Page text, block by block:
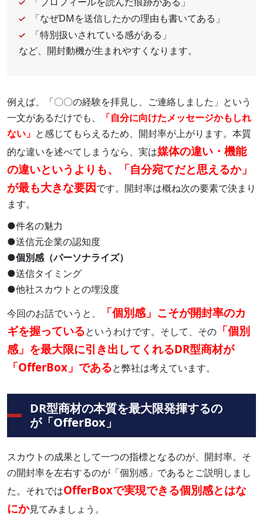
「なぜDMを送信したかの理由も書いてある」
「特別扱いされている感がある」
など、開封動機が生まれやすくなります。
例えば、「〇〇の経験を拝見し、ご連絡しました」という
一文があるだけでも、
「自分に向けたメッセージかもしれ
ない」 と感じてもらえるため、開封率が上がります。本質
的な違いを述べてしまうなら、実は媒体の違い・機能
の違いというよりも、「自分宛てだと思えるか」
が最も大きな要因です。開封率は概ね次の要素で決まり
ます。
●件名の魅力
●送信元企業の認知度
●個別感（パーソナライズ）
●送信タイミング
●他社スカウトとの埋没度
今回のお話でいうと、
「個別感」こそが開封率のカ
ギを握っているというわけです。そして、その 「個別
感」を最大限に引き出してくれるDR型商材が
「OfferBox」であると弊社は考えています。
DR型商材の本質を最大限発揮するの
が「OfferBox」
スカウトの成果として一つの指標となるのが、開封率。そ
の開封率を左右するのが「個別感」であるとご説明しまし
た。それではOfferBoxで実現できる個別感とはな
にか見てみましょう。